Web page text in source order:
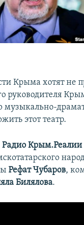
КРЫМА
Крыма хотят не
руководителя
музыкально-
этот театр.
Радио Крым.Реалии
Рефат Чубаров,
Билялова.